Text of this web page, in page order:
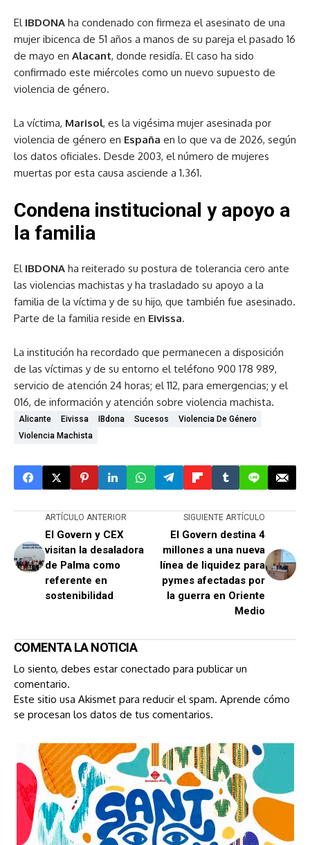
El IBDONA ha condenado con firmeza el asesinato de una
mujer ibicenca de 51 años a manos de su pareja el pasado 16
de mayo en Alacant, donde residía. El caso ha sido
confirmado este miércoles como un nuevo supuesto de
violencia de género.
La víctima, Marisol, es la vigésima mujer asesinada por
violencia de género en España en lo que va de 2026, según
los datos oficiales. Desde 2003, el número de mujeres
muertas por esta causa asciende a 1.361.
Condena institucional y apoyo a
la familia
El IBDONA ha reiterado su postura de tolerancia cero ante
las violencias machistas y ha trasladado su apoyo a la
familia de la víctima y de su hijo, que también fue asesinado.
Parte de la familia reside en Eivissa.
La institución ha recordado que permanecen a disposición
de las víctimas y de su entorno el teléfono 900 178 989,
servicio de atención 24 horas; el 112, para emergencias; y el
016, de información y atención sobre violencia machista.
Alicante Eivissa IBdona Sucesos
Violencia De Género
Violencia Machista
ARTÍCULO ANTERIOR
El Govern y CEX
visitan la desaladora
de Palma como
referente en
sostenibilidad
SIGUIENTE ARTÍCULO
El Govern destina 4
millones a una nueva
línea de liquidez para
pymes afectadas por
la guerra en Oriente
Medio
COMENTA LA NOTICIA
Lo siento, debes estar conectado para publicar un
comentario.
Este sitio usa Akismet para reducir el spam. Aprende cómo
se procesan los datos de tus comentarios.